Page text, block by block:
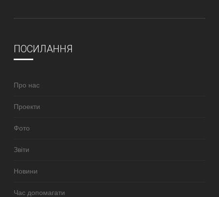
ПОСИЛАННЯ
Про нас
Проекти
Фото
Звіти
Новини
Час допомагати